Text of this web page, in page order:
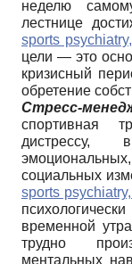
неделю
лестнице
sports
цели — это
кризисный
обретение
Стресс-
спортивная
дистрессу,
социальных
sports
временной
трудно
ментальных